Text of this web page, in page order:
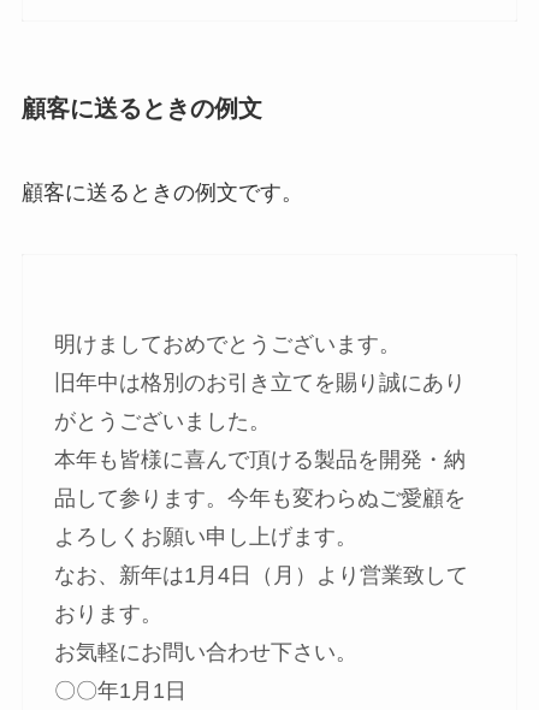
顧客に送るときの例文
顧客に送るときの例文です。
明けましておめでとうございます。
旧年中は格別のお引き立てを賜り誠にあり
がとうございました。
本年も皆様に喜んで頂ける製品を開発・納
品して参ります。今年も変わらぬご愛顧を
よろしくお願い申し上げます。
なお、新年は1月4日（月）より営業致して
おります。
お気軽にお問い合わせ下さい。
〇〇年1月1日